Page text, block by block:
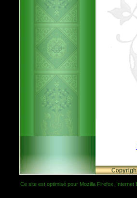
Ce site est optimisé pour Mozilla Firefox,